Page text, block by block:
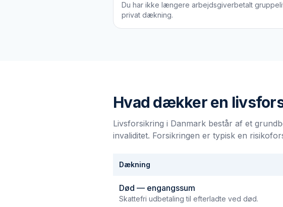
Du har ikke længere arbejdsgiverbetalt
privat dækning.
Hvad dækker en
Livsforsikring i Danmark består af et
invaliditet. Forsikringen er typisk en
Dækning
Død — engangssum
Skattefri udbetaling til efterladte ved død.